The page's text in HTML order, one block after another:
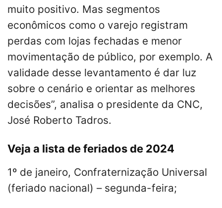
muito positivo. Mas segmentos
econômicos como o varejo registram
perdas com lojas fechadas e menor
movimentação de público, por exemplo. A
validade desse levantamento é dar luz
sobre o cenário e orientar as melhores
decisões”, analisa o presidente da CNC,
José Roberto Tadros.
Veja a lista de feriados de 2024
1º de janeiro, Confraternização Universal
(feriado nacional) – segunda-feira;